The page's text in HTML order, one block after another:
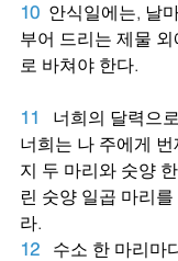
10 안식일에는, 날
부어 드리는 제물
로 바쳐야 한다.
11
너희의 달력으
너희는 나 주에게
지 두 마리와 숫양
린 숫양 일곱 마리
라.
12
수소 한 마리마